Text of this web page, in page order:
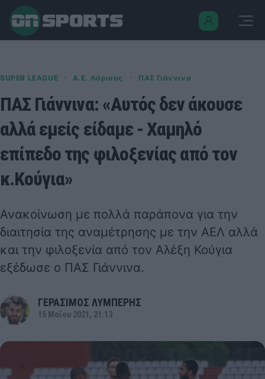
SUPER LEAGUE · Α.Ε. Λάρισας · ΠΑΣ Γιάννινα
ΠΑΣ Γιάννινα: «Αυτός δεν άκουσε
αλλά εμείς είδαμε - Χαμηλό
επίπεδο της φιλοξενίας από τον
κ.Κούγια»
Ανακοίνωση με πολλά παράπονα για την
διαιτησία της αναμέτρησης με την ΑΕΛ αλλά
και την φιλοξενία από τον Αλέξη Κούγια
εξέδωσε ο ΠΑΣ Γιάννινα.
ΓΕΡΑΣΙΜΟΣ ΛΥΜΠΕΡΗΣ
15 Μαΐου 2021, 21:13